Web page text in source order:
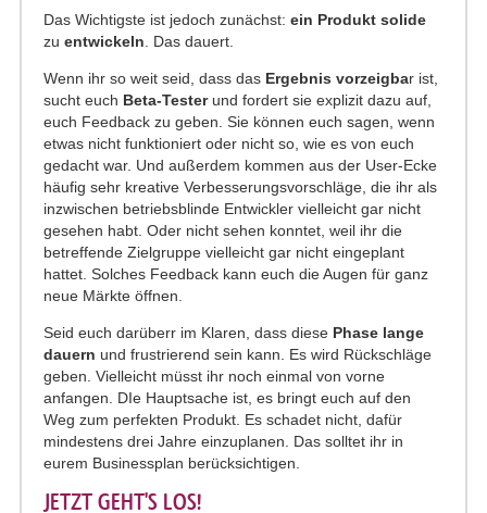
Das Wichtigste ist jedoch zunächst: ein Produkt solide
zu entwickeln . Das dauert.
Wenn ihr so weit seid, dass das Ergebnis vorzeigbar ist,
sucht euch Beta-Testerund fordert sie explizit dazu auf,
euch Feedback zu geben. Sie können euch sagen, wenn
etwas nicht funktioniert oder nicht so, wie es von euch
gedacht war. Und außerdem kommen aus der User-Ecke
häufig sehr kreative Verbesserungsvorschläge, die ihr als
inzwischen betriebsblinde Entwickler vielleicht gar nicht
gesehen habt. Oder nicht sehen konntet, weil ihr die
betreffende Zielgruppe vielleicht gar nicht eingeplant
hattet. Solches Feedback kann euch die Augen für ganz
neue Märkte öffnen.
Seid euch darüberr im Klaren, dass diese Phase lange
dauern und frustrierend sein kann. Es wird Rückschläge
geben. Vielleicht müsst ihr noch einmal von vorne
anfangen. DIe Hauptsache ist, es bringt euch auf den
Weg zum perfekten Produkt. Es schadet nicht, dafür
mindestens drei Jahre einzuplanen. Das solltet ihr in
eurem Businessplan berücksichtigen.
JETZT GEHT'S LOS!